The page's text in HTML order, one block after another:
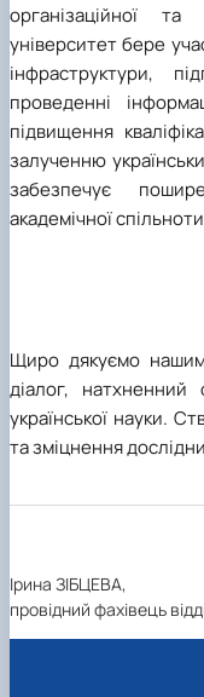
організаційної та
університет бере
інфраструктури,
проведенні
підвищення
залученню
забезпечує
академічної
Щиро дякуємо
діалог, натхненний
української науки.
та зміцнення
Ірина ЗІБЦЕВА,
провідний фахівець